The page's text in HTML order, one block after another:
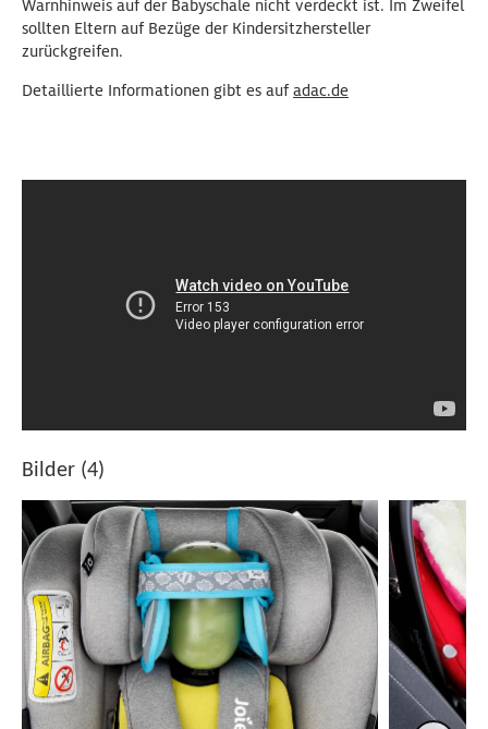
Warnhinweis auf der Babyschale nicht verdeckt ist. Im Zweifel
sollten Eltern auf Bezüge der Kindersitzhersteller
zurückgreifen.
Detaillierte Informationen gibt es aufadac.de
Bilder (4)